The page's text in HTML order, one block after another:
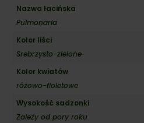
Nazwa łacińska
Pulmonaria
Kolor liści
Srebrzysto-zielone
Kolor kwiatów
różowo-fioletowe
Wysokość sadzonki
Zależy od pory roku